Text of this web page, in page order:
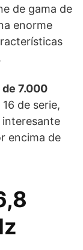
de gama de
enorme
7.000
de serie,
encima de